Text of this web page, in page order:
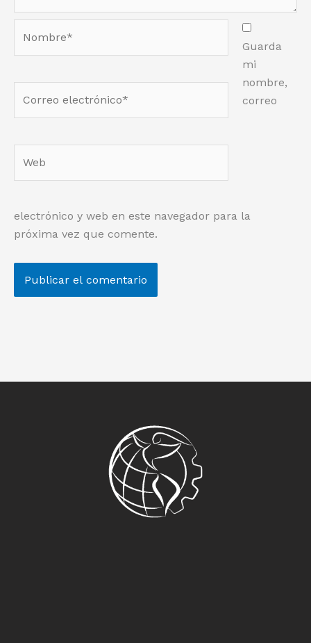
electrónico*
Guarda
mi
nombre,
correo
electrónico y web en este navegador para la
próxima vez que comente.